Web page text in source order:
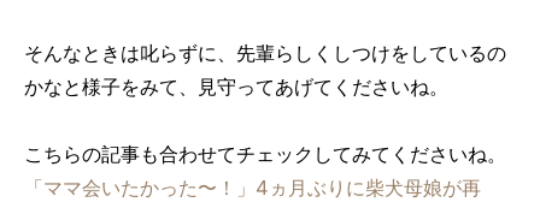
そんなときは叱らずに、先輩らしくしつけをしているの
かなと様子をみて、見守ってあげてくださいね。
こちらの記事も合わせてチェックしてみてくださいね。
「ママ会いたかった〜！」4ヵ月ぶりに柴犬母娘が再